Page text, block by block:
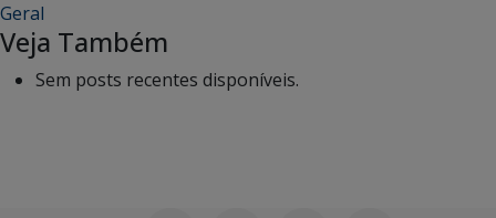
Geral
Veja Também
Sem posts recentes disponíveis.